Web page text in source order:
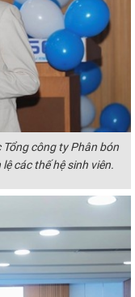
Tổng công ty Phân bón
các thế hệ sinh viên.